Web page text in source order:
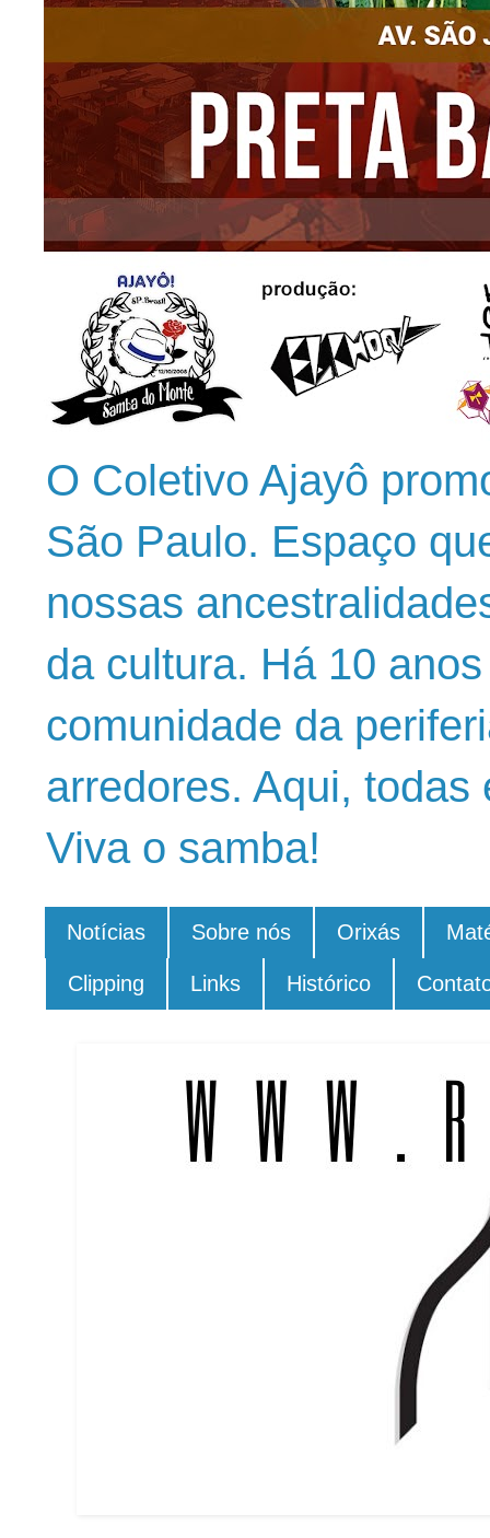
O Coletivo Ajayô
São Paulo. Espaço
nossas
da cultura. Há 10
comunidade da
arredores. Aqui,
Viva o samba!
Notícias Sobre nós Orixás
Clipping Links Histórico